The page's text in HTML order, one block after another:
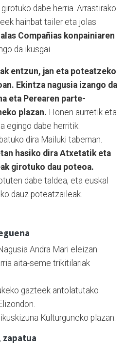
girotuko dabe herria. Arrastirako
hainbat tailer eta jolas
Compañias konpainiaren
da ikusgai.
entzun, jan eta poteatzeko
Ekintza nagusia izango da
eta Perearen parte-
plazan. Honen aurretik eta
egingo dabe herritik.
dira Mailuki tabernan.
hasiko dira Atxetatik eta
girotuko dau poteoa.
dabe taldea, eta euskal
dauz poteatzaileak.
Andra Mari eleizan.
aita-seme trikitilariak
gazteek antolatutako
Kulturguneko plazan.
zapatua